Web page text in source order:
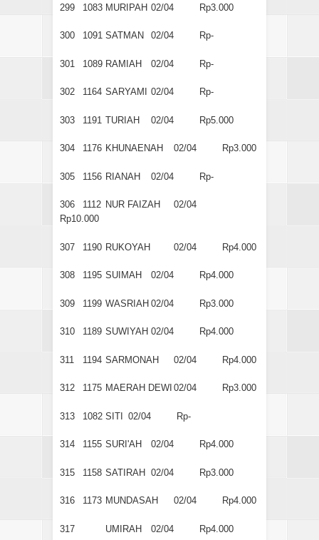
299 1083 MURIPAH 02/04 Rp3.000
300 1091 SATMAN 02/04 Rp-
301 1089 RAMIAH 02/04 Rp-
302 1164 SARYAMI 02/04 Rp-
303 1191 TURIAH 02/04 Rp5.000
304 1176 KHUNAENAH 02/04 Rp3.000
305 1156 RIANAH 02/04 Rp-
306 1112 NUR FAIZAH
02/04
Rp10.000
307 1190 RUKOYAH 02/04 Rp4.000
308 1195 SUIMAH 02/04 Rp4.000
309 1199 WASRIAH 02/04 Rp3.000
310 1189 SUWIYAH 02/04 Rp4.000
311 1194 SARMONAH 02/04 Rp4.000
312 1175 MAERAH DEWI 02/04 Rp3.000
313 1082 SITI 02/04 Rp-
314 1155 SURI'AH 02/04 Rp4.000
315 1158 SATIRAH 02/04 Rp3.000
316 1173 MUNDASAH 02/04 Rp4.000
317 UMIRAH 02/04 Rp4.000